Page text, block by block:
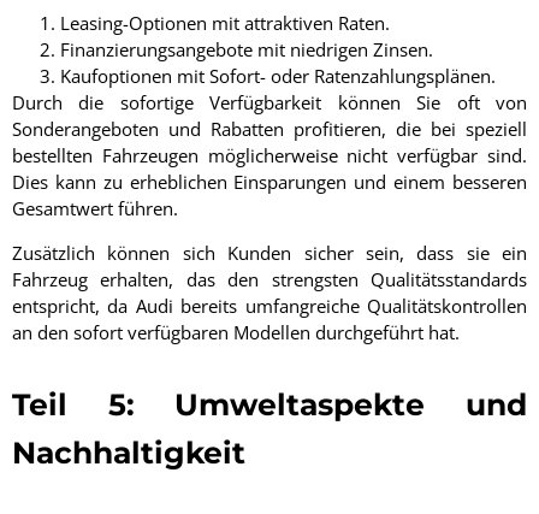
Leasing-Optionen mit attraktiven Raten.
Finanzierungsangebote mit niedrigen Zinsen.
Kaufoptionen mit Sofort- oder Ratenzahlungsplänen.
Durch die sofortige Verfügbarkeit können Sie oft von
Sonderangeboten und Rabatten profitieren, die bei speziell
bestellten Fahrzeugen möglicherweise nicht verfügbar sind.
Dies kann zu erheblichen Einsparungen und einem besseren
Gesamtwert führen.
Zusätzlich können sich Kunden sicher sein, dass sie ein
Fahrzeug erhalten, das den strengsten Qualitätsstandards
entspricht, da Audi bereits umfangreiche Qualitätskontrollen
an den sofort verfügbaren Modellen durchgeführt hat.
Teil 5: Umweltaspekte und
Nachhaltigkeit